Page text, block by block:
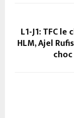
L1-J1: TFC
HLM, Ajel